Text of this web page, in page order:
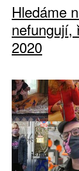
Hledáme
nefungují,
2020